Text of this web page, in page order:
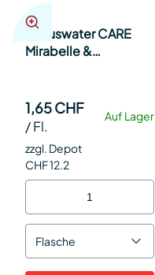
Focuswater CARE
Mirabelle &
Auf Lager
1,65 CHF
/Fl.
zzgl. Depot
CHF 12.2
Flasche